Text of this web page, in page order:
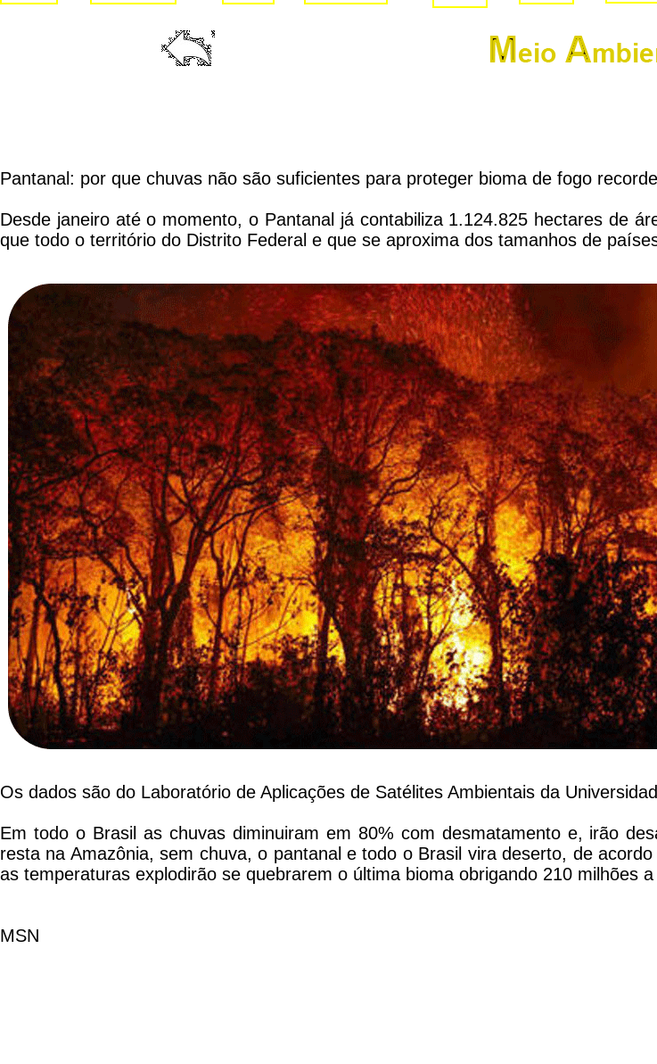
Pantanal: por que chuvas não são suficientes para proteger bioma de fogo recorde
Desde janeiro até o momento, o Pantanal já contabiliza 1.124.825 hectares de
que todo o território do Distrito Federal e que se aproxima dos tamanhos de
Os dados são do Laboratório de Aplicações de Satélites Ambientais da
Em todo o Brasil as chuvas diminuiram em 80% com desmatamento e, irão
resta na Amazônia, sem chuva, o pantanal e todo o Brasil vira deserto, de
as temperaturas explodirão se quebrarem o última bioma obrigando 210 milhões
MSN